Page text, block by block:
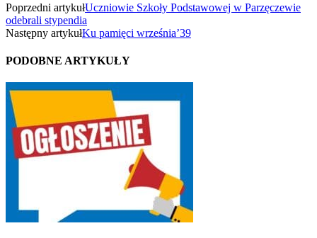
Poprzedni artykułUczniowie Szkoły Podstawowej w Parzęczewie
odebrali stypendia
Następny artykułKu pamięci września’39
PODOBNE ARTYKUŁY